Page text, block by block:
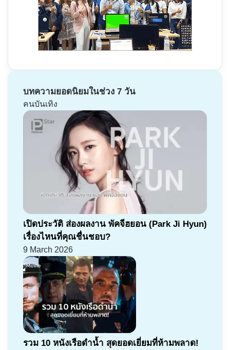
บทความยอดนิยมในช่วง 7 วัน
คนบันเทิง
เปิดประวัติ ส่องผลงาน พัคจีฮยอน (Park Ji Hyun)
เรื่องไหนที่คุณชื่นชอบ?
9 March 2026
รวม 10 หนังเรือดำน้ำ สุดยอดเยี่ยมที่ห้ามพลาด!